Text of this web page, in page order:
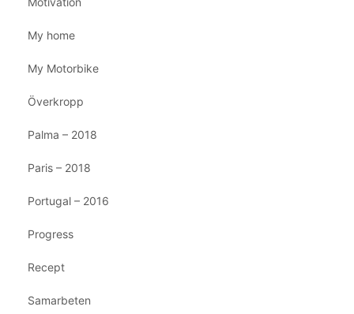
My home
My Motorbike
Överkropp
Palma – 2018
Paris – 2018
Portugal – 2016
Progress
Recept
Samarbeten